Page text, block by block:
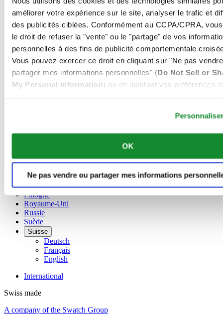
améliorer votre expérience sur le site, analyser le trafic et
des publicités ciblées. Conformément au CCPA/CPRA,
le droit de refuser la "vente" ou le "partage" de vos
personnelles à des fins de publicité comportementale
Vous pouvez exercer ce droit en cliquant sur "Ne pas
partager mes informations personnelles" (Do Not Sell or
My Personal Information) ou en ajustant vos préférences
OK
Ne pas vendre ou partager mes informations
Allemagne
Autriche
Belgique
Dutch
Français
Chine
English
简体中文
Danemark
Irlande
Français
Pays-Bas
Pologne
Royaume-Uni
Russie
Suède
Suisse
Deutsch
Français
English
International
Swiss made
A company of the Swatch Group